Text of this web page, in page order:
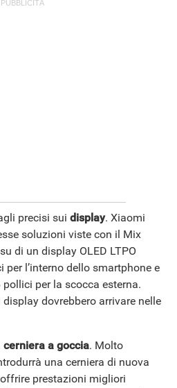
precisi sui display. Xiaomi
soluzioni viste con il Mix
di un display OLED LTPO
per l’interno dello smartphone e
per la scocca esterna.
dovrebbero arrivare nelle
cerniera a goccia. Molto
una cerniera di nuova
prestazioni migliori